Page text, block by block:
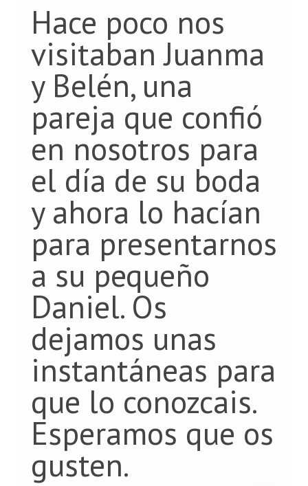
Hace poco nos
visitaban Juanma
y Belén, una
pareja que confió
en nosotros para
el día de su boda
y ahora lo hacían
para presentarnos
a su pequeño
Daniel. Os
dejamos unas
instantáneas para
que lo conozcais.
Esperamos que os
gusten.